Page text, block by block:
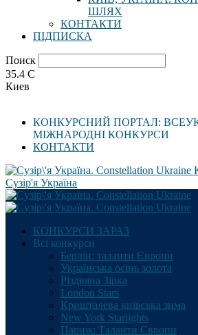
ШЛЯХ
КОНТАКТИ
ПІДПИСКА
Поиск
35.4 C
Киев
КОНКУРСНИЙ ПОРТАЛ:
МІЖНАРОДНІ КОНКУРСИ
КОНТАКТИ
Сузір'я Україна
КОНКУРСИ ЗАРАЗ
Всі конкурси
Берлін: таланти Європи
Українська осінь золота
Різдвяна Зірка
London Stars
Кришталева київська зима
New York Starlights
Париж: Таланти Європи